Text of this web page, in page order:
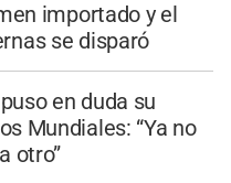
importado y el
se disparó
en duda su
Mundiales: “Ya no
otro”